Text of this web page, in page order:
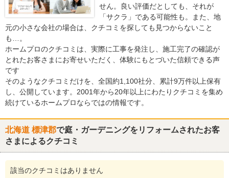
せん。良い評価だとしても、それが
「サクラ」である可能性も。また、地
元の小さな会社の場合は、クチコミを探しても見つからないこと
も…。
ホームプロのクチコミは、実際に工事を発注し、施工完了の確認が
とれたお客さまにお寄せいただく、体験にもとづいた信頼できる声
です
そのようなクチコミだけを、全国約1,100社分、累計9万件以上保有
し、公開しています。2001年から20年以上にわたりクチコミを集め
続けているホームプロならではの情報です。
北海道 標津郡で庭・ガーデニングをリフォームされたお客
さまによるクチコミ
該当のクチコミはありません